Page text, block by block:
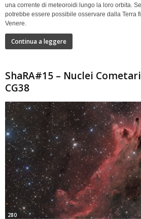
una corrente di meteoroidi lungo la loro orbita.
potrebbe essere possibile osservare dalla Terra
Venere.
Continua a leggere
ShaRA#15 – Nuclei Cometari
CG38
280